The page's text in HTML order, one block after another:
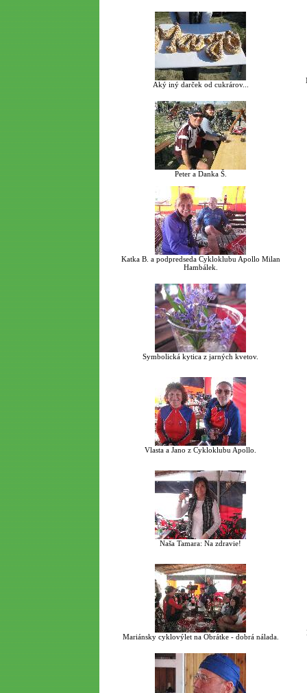
Aký iný darček od cukrárov...
Peter a Danka Š.
Katka B. a podpredseda Cykloklubu Apollo Milan
Hambálek.
Symbolická kytica z jarných kvetov.
Vlasta a Jano z Cykloklubu Apollo.
Naša Tamara: Na zdravie!
Mariánsky cyklovýlet na Obrátke - dobrá nálada.